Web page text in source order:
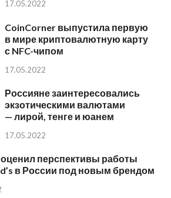
17.05.2022
CoinCorner выпустила первую
в мире криптовалютную карту
с NFC-чипом
17.05.2022
Россияне заинтересовались
экзотическими валютами
— лирой, тенге и юанем
17.05.2022
перспективы работы
в России под новым брендом